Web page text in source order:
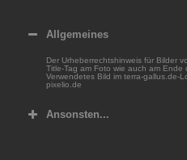
Allgemeines
Der Urheberrechtshinweis für Bilder
Title-Tag am Foto wie auch am Ende
Verwendetes Bild im terra-gallus.de-
pixelio.de
Ansonsten...